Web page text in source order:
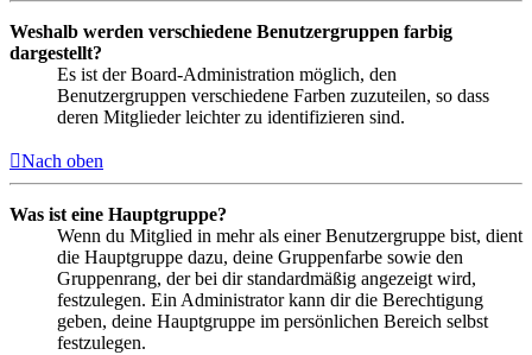
Weshalb werden verschiedene Benutzergruppen farbig
dargestellt?
Es ist der Board-Administration möglich, den
Benutzergruppen verschiedene Farben zuzuteilen, so dass
deren Mitglieder leichter zu identifizieren sind.
Nach oben
Was ist eine Hauptgruppe?
Wenn du Mitglied in mehr als einer Benutzergruppe bist, dient
die Hauptgruppe dazu, deine Gruppenfarbe sowie den
Gruppenrang, der bei dir standardmäßig angezeigt wird,
festzulegen. Ein Administrator kann dir die Berechtigung
geben, deine Hauptgruppe im persönlichen Bereich selbst
festzulegen.